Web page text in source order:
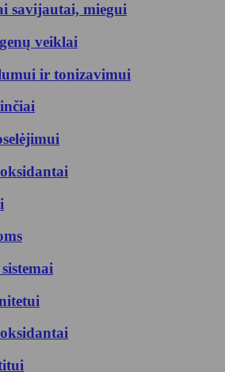
savijautai, miegui
veiklai
ir tonizavimui